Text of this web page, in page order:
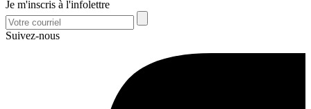
Je m'inscris à l'infolettre
Suivez-nous